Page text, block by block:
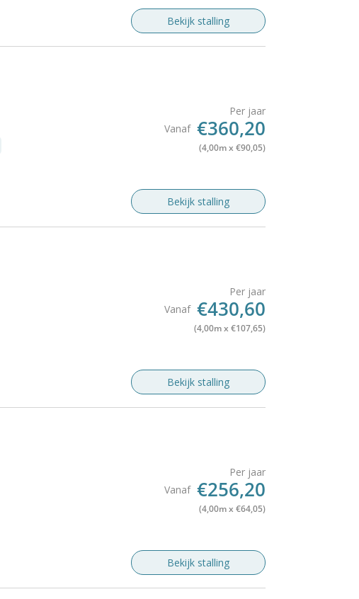
Bekijk stalling
Per jaar
Vanaf €360,20
(4,00m x €90,05)
Bekijk stalling
Per jaar
Vanaf €430,60
(4,00m x €107,65)
Bekijk stalling
Per jaar
Vanaf €256,20
(4,00m x €64,05)
Bekijk stalling